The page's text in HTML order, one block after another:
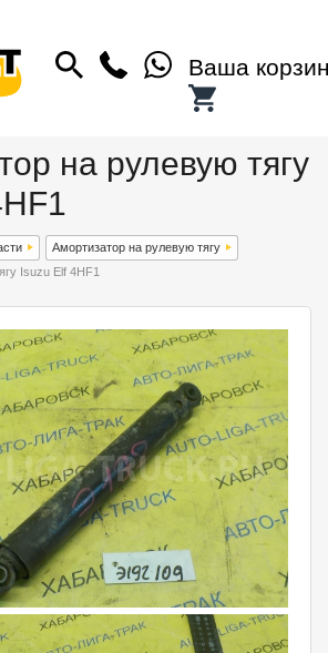
Ваша
на рулевую тягу
Амортизатор на рулевую тягу
Isuzu Elf 4HF1